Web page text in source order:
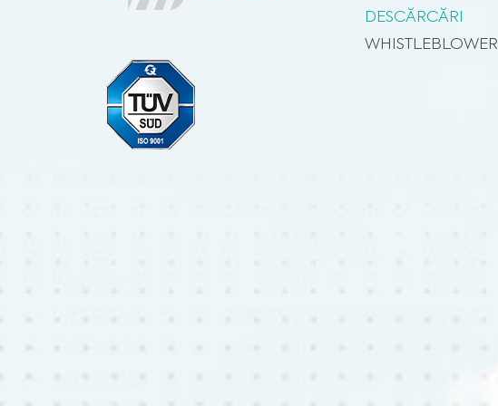
DESCĂRCĂRI
WHISTLEBLOWER